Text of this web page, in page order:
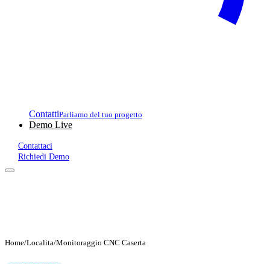
ContattiParliamo del tuo progetto
Demo Live
Contattaci
Richiedi Demo
Home/Localita/Monitoraggio CNC Caserta